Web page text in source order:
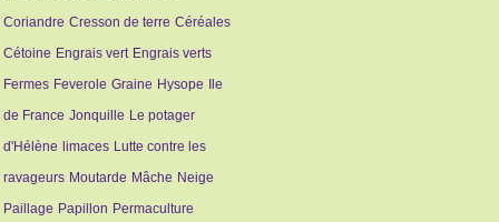
Coriandre Cresson de terre Céréales
Cétoine Engrais vert Engrais verts
Fermes Feverole Graine Hysope
Ile
de France Jonquille Le potager
d'Hélène limaces Lutte contre les
ravageurs Moutarde Mâche Neige
Paillage Papillon Permaculture